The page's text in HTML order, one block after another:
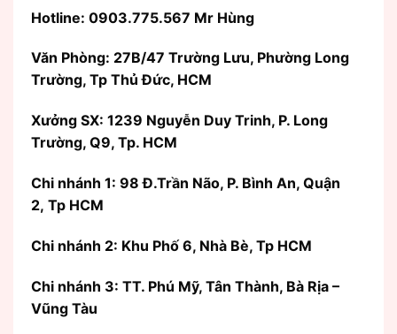
Hotline: 0903.775.567 Mr Hùng
Văn Phòng: 27B/47 Trường Lưu, Phường Long
Trường, Tp Thủ Đức, HCM
Xưởng SX: 1239 Nguyễn Duy Trinh, P. Long
Trường, Q9, Tp. HCM
Chi nhánh 1: 98 Đ.Trần Não, P. Bình An, Quận
2, Tp HCM
Chi nhánh 2: Khu Phố 6, Nhà Bè, Tp HCM
Chi nhánh 3: TT. Phú Mỹ, Tân Thành, Bà Rịa –
Vũng Tàu